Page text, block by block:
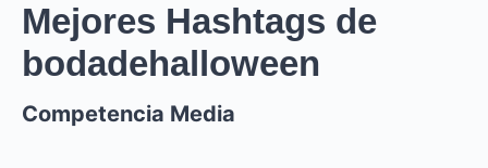
Mejores Hashtags de
bodadehalloween
Competencia Media